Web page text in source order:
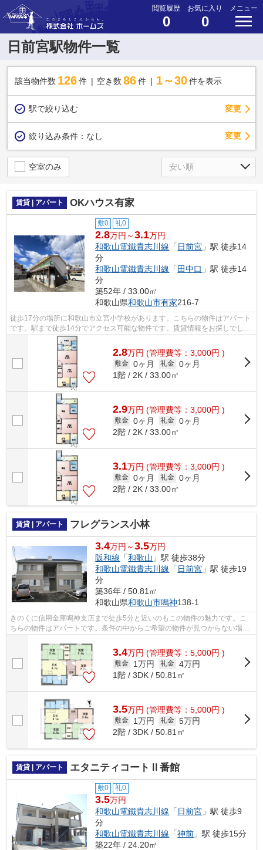
閲覧履歴
0
お気に入り
0
メニュー
日前宮駅物件一覧
該当物件数 126件 空き数 86 件 1～30 件を表示
駅で絞り込む 変更
絞り込み条件： なし 変更
空室のみ
賃貸 | アパート OKハウス有家
敷0 礼0
2.8万円～3.1万円
和歌山電鐵貴志川線 「 日前宮 」駅 徒歩14
分
和歌山電鐵貴志川線 「 田中口 」駅 徒歩14
分
築52年 / 33.00㎡
和歌山県和歌山市有家216-7
徒歩17分の場所に和歌山市立宮小学校があります。こちらの物件はアパート
です。駅まで徒歩14分でアクセス可能な物件です。賃貸情報をお探しでした
ら、ぜひホームズにお任せ下さい。当...
2.8万円 (管理費等：3,000円 )
敷金 0ヶ月 礼金 0ヶ月
1階 / 2K / 33.00㎡
2.9万円 (管理費等：3,000円 )
敷金 0ヶ月 礼金 0ヶ月
2階 / 2K / 33.00㎡
3.1万円 (管理費等：3,000円 )
敷金 0ヶ月 礼金 0ヶ月
2階 / 2K / 33.00㎡
賃貸 | アパート フレグランス小林
3.4万円～3.5万円
阪和線 「和歌山 」駅 徒歩38分
和歌山電鐵貴志川線 「 日前宮 」駅 徒歩19
分
築36年 / 50.81㎡
和歌山県和歌山市鳴神138-1
きのくに信用金庫鳴神支店まで徒歩5分と近いのもこの物件の魅力です。こ
ちらの物件はアパートです。条件の中からご希望の物件が見つからない場合
3.4万円 (管理費等：5,000円 )
敷金 1万円 礼金 4万円
1階 / 3DK / 50.81㎡
3.5万円 (管理費等：5,000円 )
敷金 1万円 礼金 5万円
2階 / 3DK / 50.81㎡
賃貸 | アパート エタニティコートⅡ番館
敷0 礼0
3.5万円
和歌山電鐵貴志川線 「 日前宮 」駅 徒歩9
分
和歌山電鐵貴志川線 「神前 」駅 徒歩15分
築22年 / 24.20㎡